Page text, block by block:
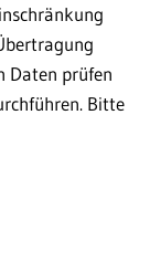
Daten prüfen
Bitte